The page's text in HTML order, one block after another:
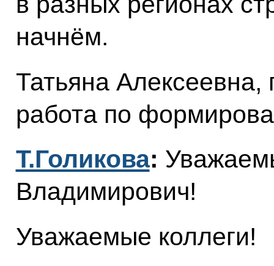
начнём.
Татьяна Алексеевна,
работа по
Т.Голикова:
Владимирович!
Уважаемые коллеги!